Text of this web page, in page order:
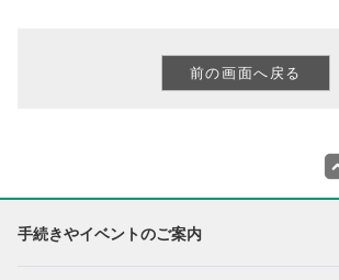
手続きやイベントのご案内